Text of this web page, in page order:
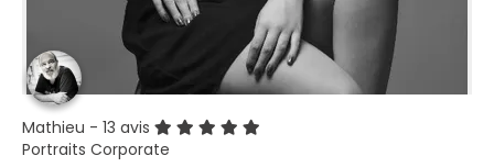
Mathieu - 13 avis
Portraits Corporate